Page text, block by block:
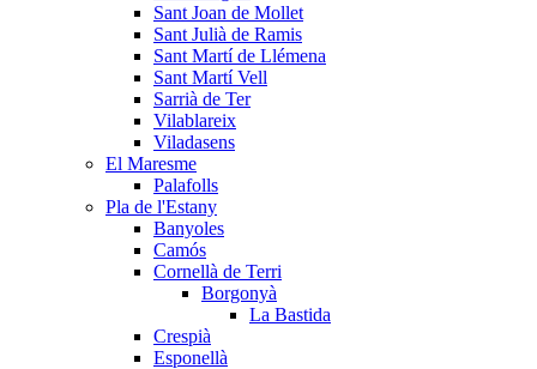
Sant Joan de Mollet
Sant Julià de Ramis
Sant Martí de Llémena
Sant Martí Vell
Sarrià de Ter
Vilablareix
Viladasens
El Maresme
Palafolls
Pla de l'Estany
Banyoles
Camós
Cornellà de Terri
Borgonyà
La Bastida
Crespià
Esponellà